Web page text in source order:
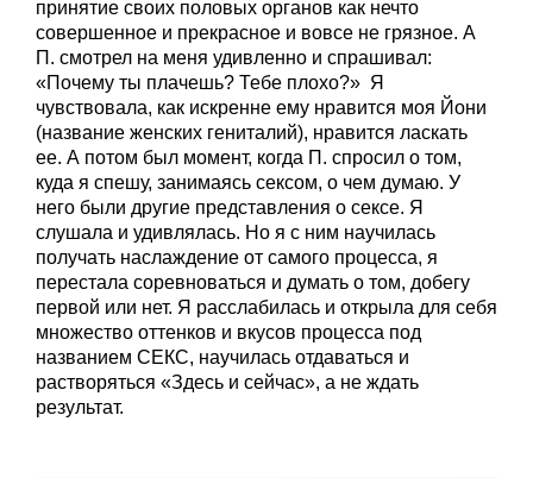
принятие своих половых органов как нечто
совершенное и прекрасное и вовсе не грязное. А
П. смотрел на меня удивленно и спрашивал:
«Почему ты плачешь? Тебе плохо?» Я
чувствовала, как искренне ему нравится моя Йони
(название женских гениталий), нравится ласкать
ее. А потом был момент, когда П. спросил о том,
куда я спешу, занимаясь сексом, о чем думаю. У
него были другие представления о сексе. Я
слушала и удивлялась. Но я с ним научилась
получать наслаждение от самого процесса, я
перестала соревноваться и думать о том, добегу
первой или нет. Я расслабилась и открыла для себя
множество оттенков и вкусов процесса под
названием СЕКС, научилась отдаваться и
растворяться «Здесь и сейчас», а не ждать
результат.